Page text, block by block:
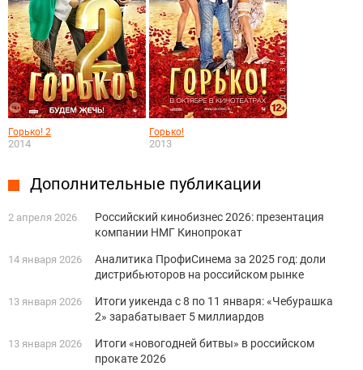
Горько! 2
2014
Горько!
2013
Дополнительные публикации
2 апреля 2026
Российский кинобизнес 2026: презентация
компании НМГ Кинопрокат
14 января 2026
Аналитика ПрофиСинема за 2025 год: доли
дистрибьюторов на российском рынке
13 января 2026
Итоги уикенда с 8 по 11 января: «Чебурашка
2» зарабатывает 5 миллиардов
13 января 2026
Итоги «новогодней битвы» в российском
прокате 2026